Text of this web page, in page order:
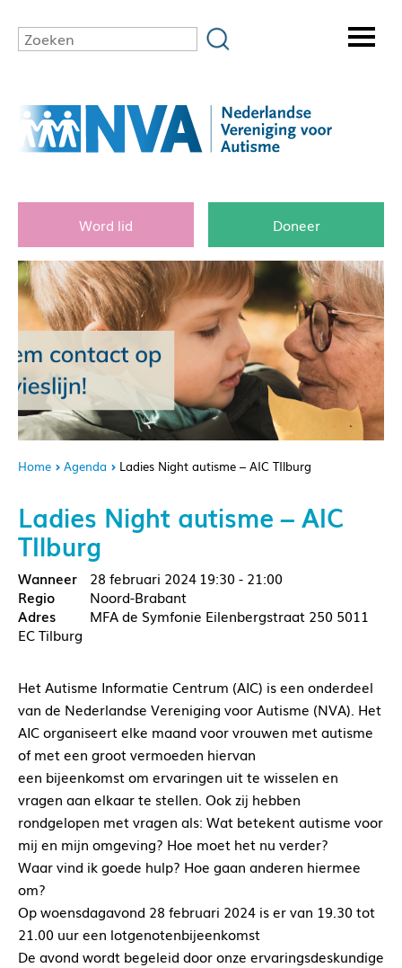
Word lid Doneer
Home Agenda Ladies Night autisme – AIC TIlburg
Ladies Night autisme – AIC
TIlburg
28 februari 2024 19:30 - 21:00
Noord-Brabant
MFA de Symfonie Eilenbergstraat 250 5011
EC Tilburg
Het Autisme Informatie Centrum (AIC) is een onderdeel
van de Nederlandse Vereniging voor Autisme (NVA). Het
AIC organiseert elke maand voor vrouwen met autisme
of met een groot vermoeden hiervan
een bijeenkomst om ervaringen uit te wisselen en
vragen aan elkaar te stellen. Ook zij hebben
rondgelopen met vragen als: Wat betekent autisme voor
mij en mijn omgeving? Hoe moet het nu verder?
Waar vind ik goede hulp? Hoe gaan anderen hiermee
om?
Op woensdagavond 28 februari 2024 is er van 19.30 tot
21.00 uur een lotgenotenbijeenkomst
De avond wordt begeleid door onze ervaringsdeskundige